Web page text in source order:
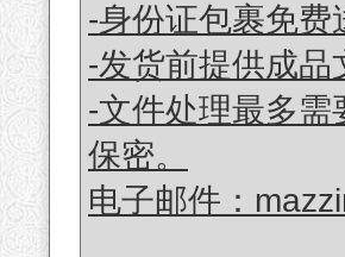
-身份证包裹免费
-发货前提供成
-文件处理最多需
保密。
电子邮件：